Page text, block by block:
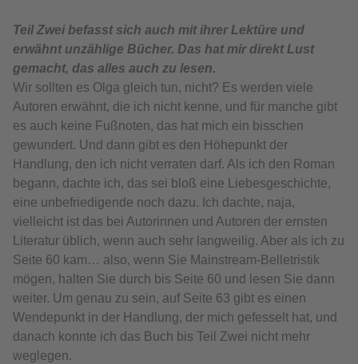
Teil Zwei befasst sich auch mit ihrer Lektüre und
erwähnt unzählige Bücher. Das hat mir direkt Lust
gemacht, das alles auch zu lesen.
Wir sollten es Olga gleich tun, nicht? Es werden viele
Autoren erwähnt, die ich nicht kenne, und für manche gibt
es auch keine Fußnoten, das hat mich ein bisschen
gewundert. Und dann gibt es den Höhepunkt der
Handlung, den ich nicht verraten darf. Als ich den Roman
begann, dachte ich, das sei bloß eine Liebesgeschichte,
eine unbefriedigende noch dazu. Ich dachte, naja,
vielleicht ist das bei Autorinnen und Autoren der ernsten
Literatur üblich, wenn auch sehr langweilig. Aber als ich zu
Seite 60 kam… also, wenn Sie Mainstream-Belletristik
mögen, halten Sie durch bis Seite 60 und lesen Sie dann
weiter. Um genau zu sein, auf Seite 63 gibt es einen
Wendepunkt in der Handlung, der mich gefesselt hat, und
danach konnte ich das Buch bis Teil Zwei nicht mehr
weglegen.